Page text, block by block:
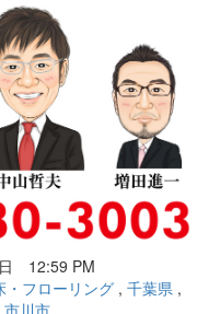
日 12:59 PM
・フローリング , 千葉県 ,